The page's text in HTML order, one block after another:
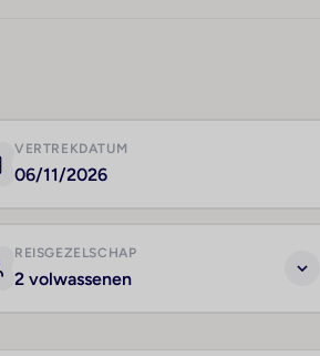
VERTREKDATUM
06/11/2026
REISGEZELSCHAP
2 volwassenen